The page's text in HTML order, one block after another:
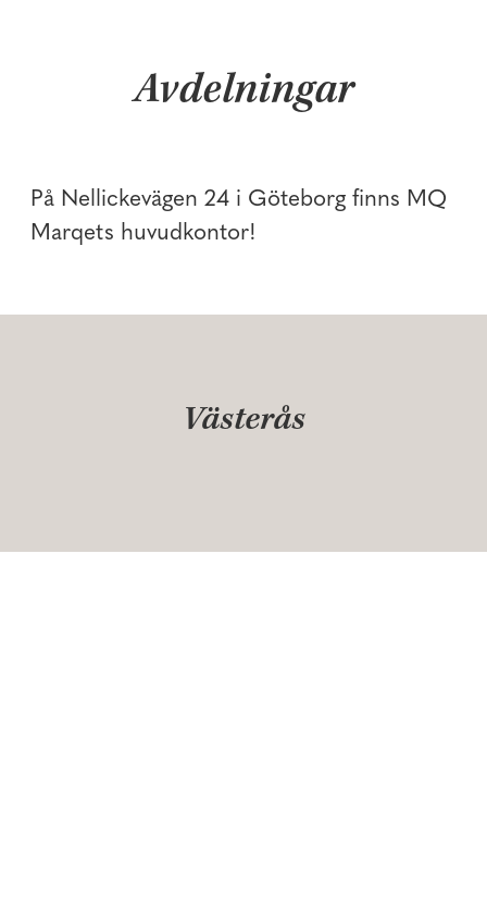
Avdelningar
På Nellickevägen 24 i Göteborg finns MQ
Marqets huvudkontor!
Butik
Västerås